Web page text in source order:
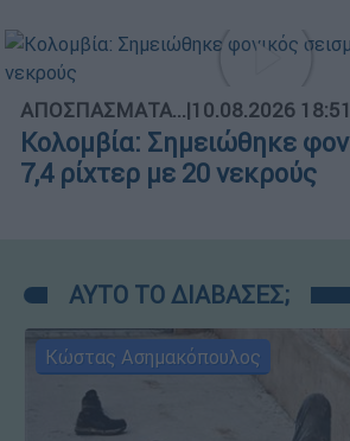
ΑΠΟΣΠΑΣΜΑΤΑ...|10.08.2026 18:51
Κολομβία: Σημειώθηκε
7,4 ρίχτερ με 20 νεκρούς
ΑΥΤΟ ΤΟ ΔΙΑΒΑΣΕΣ;
Κώστας Ασημακόπουλος